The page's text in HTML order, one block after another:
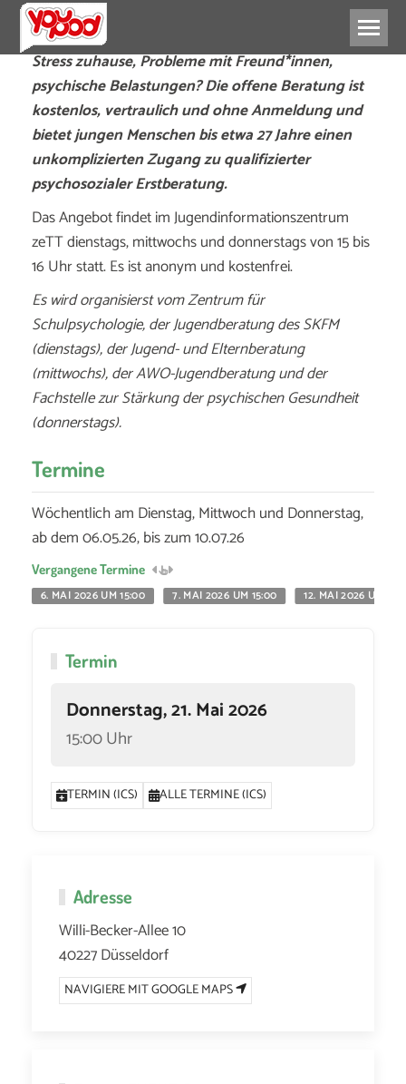
Stress zuhause, Probleme mit Freund*innen,
psychische Belastungen? Die offene Beratung ist
kostenlos, vertraulich und ohne Anmeldung und
bietet jungen Menschen bis etwa 27 Jahre einen
unkomplizierten Zugang zu qualifizierter
psychosozialer Erstberatung.
Das Angebot findet im Jugendinformationszentrum
zeTT dienstags, mittwochs und donnerstags von 15 bis
16 Uhr statt. Es ist anonym und kostenfrei.
Es wird organisierst vom Zentrum für
Schulpsychologie, der Jugendberatung des SKFM
(dienstags), der Jugend- und Elternberatung
(mittwochs), der AWO-Jugendberatung und der
Fachstelle zur Stärkung der psychischen Gesundheit
(donnerstags).
Termine
Wöchentlich am Dienstag, Mittwoch und Donnerstag,
ab dem 06.05.26, bis zum 10.07.26
Vergangene Termine
6. MAI 2026 UM 15:00
7. MAI 2026 UM 15:00 12. MAI 2026 UM
Termin
Donnerstag, 21. Mai 2026
15:00 Uhr
TERMIN (ICS) ALLE TERMINE (ICS)
Adresse
Willi-Becker-Allee 10
40227 Düsseldorf
NAVIGIERE MIT GOOGLE MAPS